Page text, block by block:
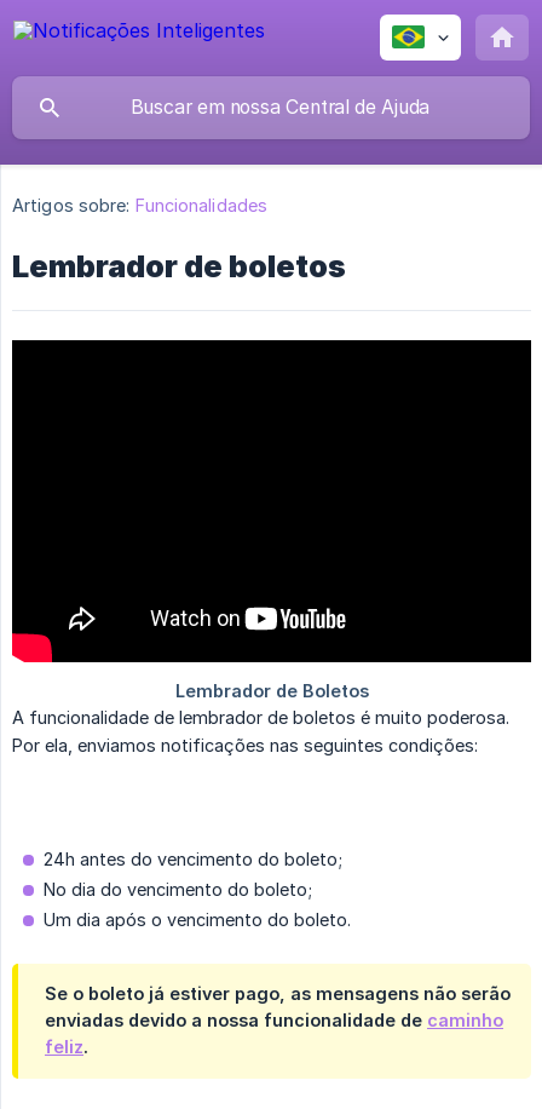
Artigos sobre: Funcionalidades
Lembrador de boletos
A funcionalidade de lembrador de boletos é muito poderosa.
Por ela, enviamos notificações nas seguintes condições:
24h antes do vencimento do boleto;
No dia do vencimento do boleto;
Um dia após o vencimento do boleto.
Se o boleto já estiver pago, as mensagens não serão
enviadas devido a nossa funcionalidade de caminho
feliz.